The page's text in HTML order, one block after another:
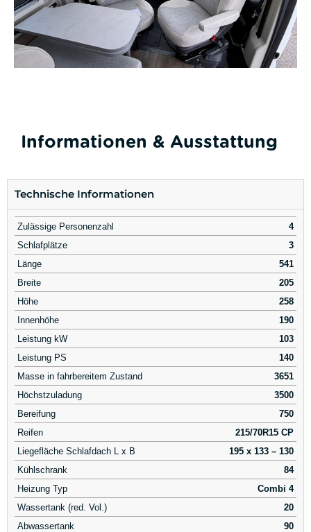
Informationen & Ausstattung
Technische Informationen
Zulässige Personenzahl
4
Schlafplätze
3
Länge
541
Breite
205
Höhe
258
Innenhöhe
190
Leistung kW
103
Leistung PS
140
Masse in fahrbereitem Zustand
3651
Höchstzuladung
3500
Bereifung
750
Reifen
215/70R15 CP
Liegefläche Schlafdach L x B
195 x 133 – 130
Kühlschrank
84
Heizung Typ
Combi 4
Wassertank (red. Vol.)
20
Abwassertank
90